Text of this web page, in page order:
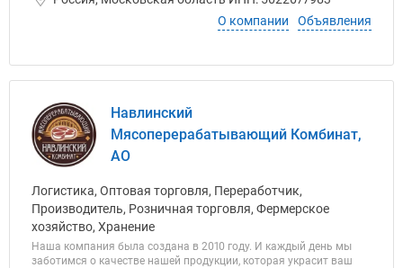
О компании
Объявления
Навлинский
Мясоперерабатывающий Комбинат,
АО
Логистика, Оптовая торговля, Переработчик,
Производитель, Розничная торговля, Фермерское
хозяйство, Хранение
Наша компания была создана в 2010 году. И каждый день мы
заботимся о качестве нашей продукции, которая украсит ваш